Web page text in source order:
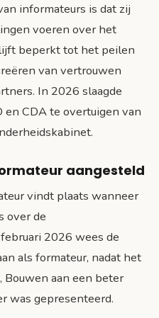
informateurs is dat zij
voeren over het
beperkt tot het peilen
van vertrouwen
In 2026 slaagde
CDA te overtuigen van
aangesteld
vindt plaats wanneer
over de
2026 wees de
als formateur, nadat het
Bouwen aan een beter
was gepresenteerd.